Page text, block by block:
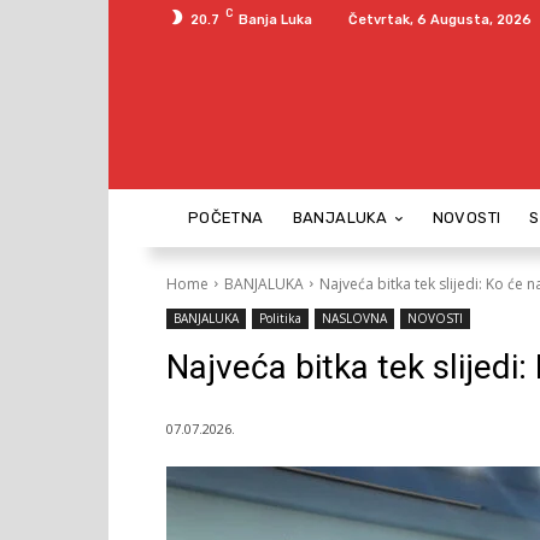
20.7 C Banja Luka Četvrtak, 6 Augusta, 2026
POČETNA BANJALUKA NOVOSTI
Home BANJALUKA Najveća bitka tek slijedi: Ko će
BANJALUKA Politika NASLOVNA NOVOSTI
Najveća bitka tek
07.07.2026.